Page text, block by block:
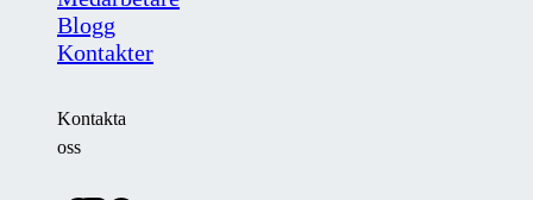
Blogg
Kontakter
Kontakta
oss